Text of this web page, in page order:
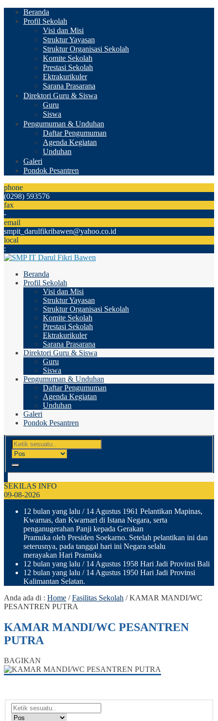
Beranda
Profil Sekolah
Visi dan Misi
Struktur Yayasan
Struktur Organisasi Sekolah
Komite Sekolah
Prestasi Sekolah
Ektrakurikuler
Sarana Prasarana
Direktori Guru & Siswa
Guru
Siswa
Pengumuman & Unduhan
Daftar Pengumuman
Agenda Kegiatan
Unduhan
Galeri
Pondok Pesantren
phone
(0298) 593576
fax
-
email
smpit_darulfikribawen@yahoo.co.id
local
:
Beranda
Profil Sekolah
Visi dan Misi
Struktur Yayasan
Struktur Organisasi Sekolah
Komite Sekolah
Prestasi Sekolah
Ektrakurikuler
Sarana Prasarana
Direktori Guru & Siswa
Guru
Siswa
Pengumuman & Unduhan
Daftar Pengumuman
Agenda Kegiatan
Unduhan
Galeri
Pondok Pesantren
SEKILAS INFO
09-08-2026
12 bulan yang lalu / 14 Agustus 1961 Pelantikan Mapinas,
Kwarnas, dan Kwarnari di Istana Negara, serta
penganugerahan Panji kepada Gerakan
Pramuka oleh Presiden Soekarno. Setelah pelantikan ini dan
seterusnya, pada tanggal hari ini Negara selalu
merayakan Hari Pramuka
12 bulan yang lalu / 14 Agustus 1958 Hari Jadi Provinsi Bali
12 bulan yang lalu / 14 Agustus 1950 Hari Jadi Provinsi
Kalimantan Selatan.
Anda ada di : Home /Fasilitas Sekolah /KAMAR MANDI/WC
PESANTREN PUTRA
KAMAR MANDI/WC PESANTREN
PUTRA
BAGIKAN